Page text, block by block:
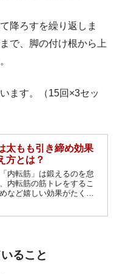
降ろすを繰り返しま
で、脚の付け根から上
ます。（15回×3セッ
太もも引き締め効果
方とは？
内転筋」は鍛えるのを怠
内転筋の筋トレをするこ
など嬉しい効果がたくさ
ること